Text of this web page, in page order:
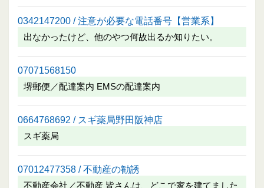
0342147200 / 注意が必要な電話番号【営業系】
出なかったけど、他のやつ何故出るか知りたい。
07071568150
堺郵便／配達案内 EMSの配達案内
0664768692 / スギ薬局野田阪神店
スギ薬局
07012477358 / 不動産の勧誘
不動産会社／不動産 皆さんは、どこで家を建てました